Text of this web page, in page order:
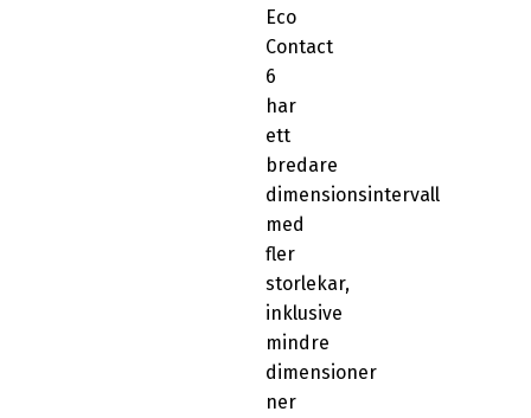
Eco
Contact
6
har
ett
bredare
dimensionsintervall
med
fler
storlekar,
inklusive
mindre
dimensioner
ner